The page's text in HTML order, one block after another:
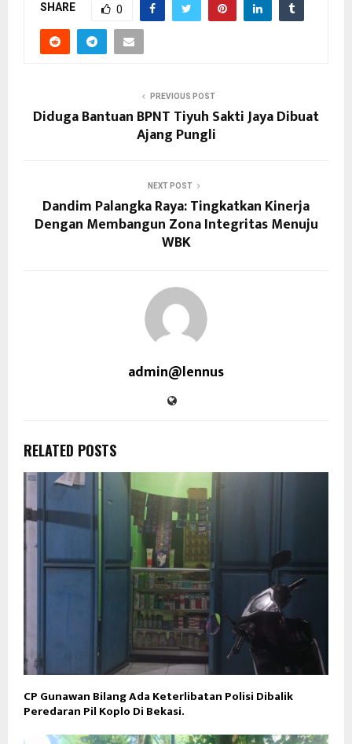
SHARE 0
PREVIOUS POST
Diduga Bantuan BPNT Tiyuh Sakti Jaya Dibuat
Ajang Pungli
NEXT POST
Dandim Palangka Raya: Tingkatkan Kinerja
Dengan Membangun Zona Integritas Menuju
WBK
admin@lennus
RELATED POSTS
CP Gunawan Bilang Ada Keterlibatan Polisi Dibalik
Peredaran Pil Koplo Di Bekasi.